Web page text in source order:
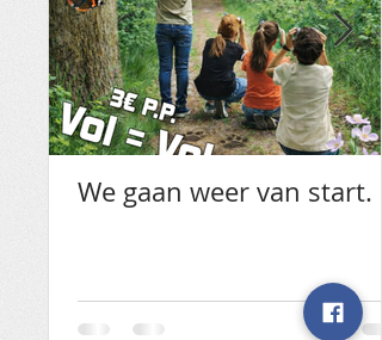
We gaan weer van start.